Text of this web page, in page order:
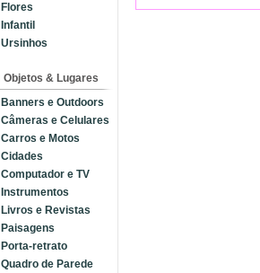
Flores
Infantil
Ursinhos
Objetos & Lugares
Banners e Outdoors
Câmeras e Celulares
Carros e Motos
Cidades
Computador e TV
Instrumentos
Livros e Revistas
Paisagens
Porta-retrato
Quadro de Parede